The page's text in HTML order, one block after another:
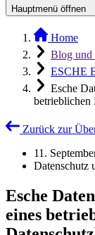
Hauptmenü öffnen
Home
Blog und
ESCHE
Esche
betrieblichen
Zurück zur
11.
Datenschutz
Esche
eines